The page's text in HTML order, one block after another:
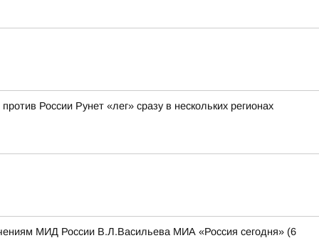
России Рунет «лег» сразу в нескольких регионах
МИД России В.Л.Васильева МИА «Россия сегодня» (6